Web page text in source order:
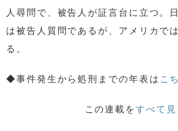
人尋問で、被告人が証言台に立つ。
は被告人質問であるが、アメリカで
る。
◆事件発生から処刑までの年表は こ
この連載をすべて見